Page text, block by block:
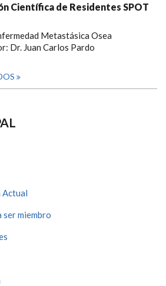
Científica de Residentes SPOT
Metastásica Osea
Dr. Juan Carlos Pardo
Actual
ser miembro